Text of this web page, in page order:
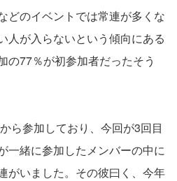
どのイベントでは常連が多くな
人が入らないという傾向にある
の77％が初参加者だったそう
ら参加しており、今回が3回目
一緒に参加したメンバーの中に
がいました。その彼曰く、今年